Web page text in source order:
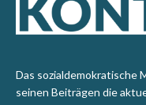
Das sozialdemokratische
seinen Beiträgen die